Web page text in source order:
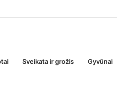
Sveikata ir grožis Gyvūnai